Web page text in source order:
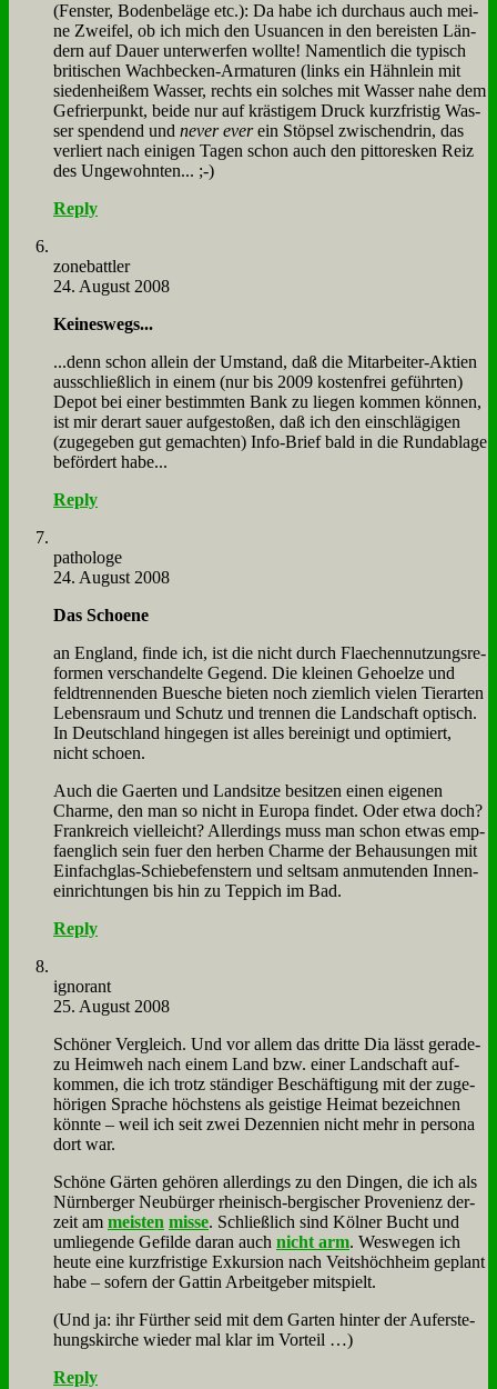
(Fen­ster, Bo­den­be­lä­ge etc.): Da ha­be ich durch­aus auch mei­
ne Zwei­fel, ob ich mich den Usu­an­cen in den be­rei­sten Län­
dern auf Dau­er un­ter­wer­fen woll­te! Na­ment­lich die ty­pisch
bri­ti­schen Wach­becken-Ar­ma­tu­ren (links ein Hähn­lein mit
sie­den­hei­ßem Was­ser, rechts ein sol­ches mit Was­ser na­he dem
Ge­frier­punkt, bei­de nur auf krä­sti­gem Druck kurz­fri­stig Was­
ser spen­dend und never everein Stöp­sel zwi­schen­drin, das
ver­liert nach ei­ni­gen Ta­gen schon auch den pit­to­res­ken Reiz
des Un­ge­wohn­ten... ;-)
Reply
zone­batt­ler
24. August 2008
Kei­nes­wegs...
...denn schon al­lein der Um­stand, daß die Mit­ar­bei­ter-Ak­ti­en
aus­schließ­lich in ei­nem (nur bis 2009 ko­sten­frei ge­führ­ten)
De­pot bei ei­ner be­stimm­ten Bank zu lie­gen kom­men kön­nen,
ist mir der­art sau­er auf­ge­sto­ßen, daß ich den ein­schlä­gi­gen
(zu­ge­ge­ben gut ge­mach­ten) In­fo-Brief bald in die Rund­ab­la­ge
be­för­dert ha­be...
Reply
pa­tho­lo­ge
24. August 2008
Das Schoe­ne
an Eng­land, fin­de ich, ist die nicht durch Flae­chen­nut­zungs­re­
for­men ver­schan­del­te Ge­gend. Die klei­nen Ge­hoel­ze und
feld­tren­nen­den Bue­sche bie­ten noch ziem­lich vie­len Tier­ar­ten
Le­bens­raum und Schutz und tren­nen die Land­schaft op­tisch.
In Deutsch­land hin­ge­gen ist al­les be­rei­nigt und op­ti­miert,
nicht schoen.
Auch die Gaer­ten und Land­sit­ze be­sit­zen ei­nen ei­ge­nen
Charme, den man so nicht in Eu­ro­pa fin­det. Oder et­wa doch?
Frank­reich viel­leicht? Al­ler­dings muss man schon et­was emp­
faeng­lich sein fuer den her­ben Charme der Be­hau­sun­gen mit
Ein­fach­glas-Schie­be­fen­stern und selt­sam an­mu­ten­den In­nen­
ein­rich­tun­gen bis hin zu Tep­pich im Bad.
Reply
igno­rant
25. August 2008
Schö­ner Ver­gleich. Und vor al­lem das drit­te Dia lässt ge­ra­de­
zu Heim­weh nach ei­nem Land bzw. ei­ner Land­schaft auf­
kom­men, die ich trotz stän­di­ger Be­schäf­ti­gung mit der zu­ge­
hö­ri­gen Spra­che höch­stens als gei­sti­ge Hei­mat be­zeich­nen
könn­te – weil ich seit zwei Dez­en­ni­en nicht mehr in per­so­na
dort war.
Schö­ne Gär­ten ge­hö­ren al­ler­dings zu den Din­gen, die ich als
Nürn­ber­ger Neu­bür­ger rhei­nisch-ber­gi­scher Pro­ve­ni­enz der­
zeit am mei­sten mis­se. Schließ­lich sind Köl­ner Bucht und
um­lie­gen­de Ge­fil­de dar­an auch nicht arm. Wes­we­gen ich
heu­te ei­ne kurz­fri­sti­ge Ex­kur­si­on nach Veits­höch­heim ge­plant
ha­be – so­fern der Gat­tin Ar­beit­ge­ber mit­spielt.
(Und ja: ihr Für­ther seid mit dem Gar­ten hin­ter der Auf­er­ste­
hungs­kir­che wie­der mal klar im Vor­teil …)
Reply